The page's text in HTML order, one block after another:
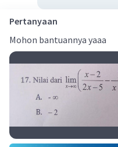
Pertanyaan
Mohon bantuannya yaaa